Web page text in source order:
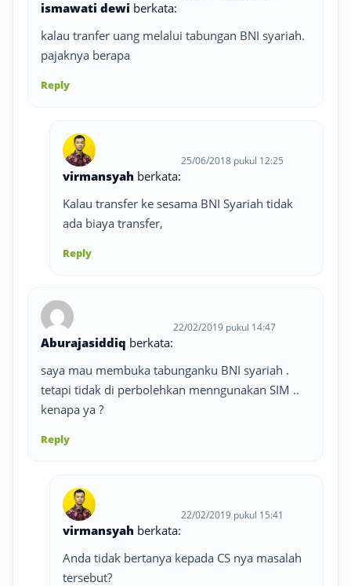
ismawati dewi berkata:
kalau tranfer uang melalui tabungan BNI syariah.
pajaknya berapa
Reply
virmansyah berkata:
25/06/2018 pukul 12:25
Kalau transfer ke sesama BNI Syariah tidak
ada biaya transfer,
Reply
Aburajasiddiq berkata:
22/02/2019 pukul 14:47
saya mau membuka tabunganku BNI syariah .
tetapi tidak di perbolehkan menngunakan SIM ..
kenapa ya ?
Reply
virmansyah berkata:
22/02/2019 pukul 15:41
Anda tidak bertanya kepada CS nya masalah
tersebut?